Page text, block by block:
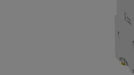
Technika
Technika